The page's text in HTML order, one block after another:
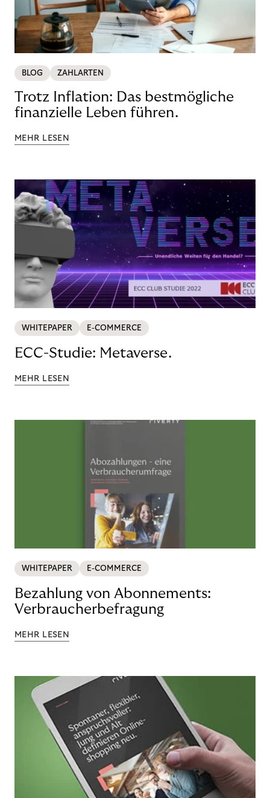
BLOG ZAHLARTEN
Trotz Inflation: Das bestmögliche
finanzielle Leben führen.
MEHR LESEN
WHITEPAPER E-COMMERCE
ECC-Studie: Metaverse.
MEHR LESEN
WHITEPAPER E-COMMERCE
Bezahlung von Abonnements:
Verbraucherbefragung
MEHR LESEN